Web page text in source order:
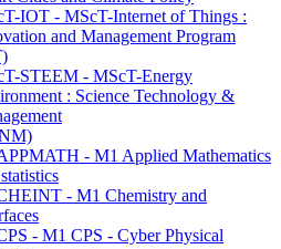
IOT - MScT-Internet of Things :
and Management Program
STEEM - MScT-Energy
: Science Technology &
- M1 Applied Mathematics
- M1 Chemistry and
- M1 CPS - Cyber Physical